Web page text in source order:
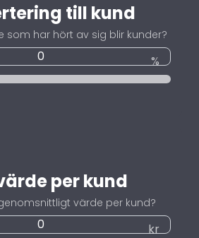
till kund
som har hört av sig blir kunder?
%
per kund
värde per kund?
kr